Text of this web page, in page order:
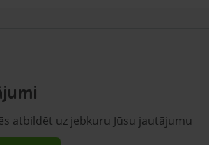
atbildēt uz jebkuru Jūsu jautājumu